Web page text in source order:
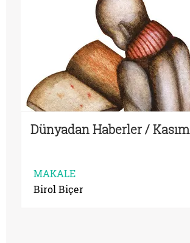
Dünyadan Haberler / Kasım
MAKALE
Birol Biçer